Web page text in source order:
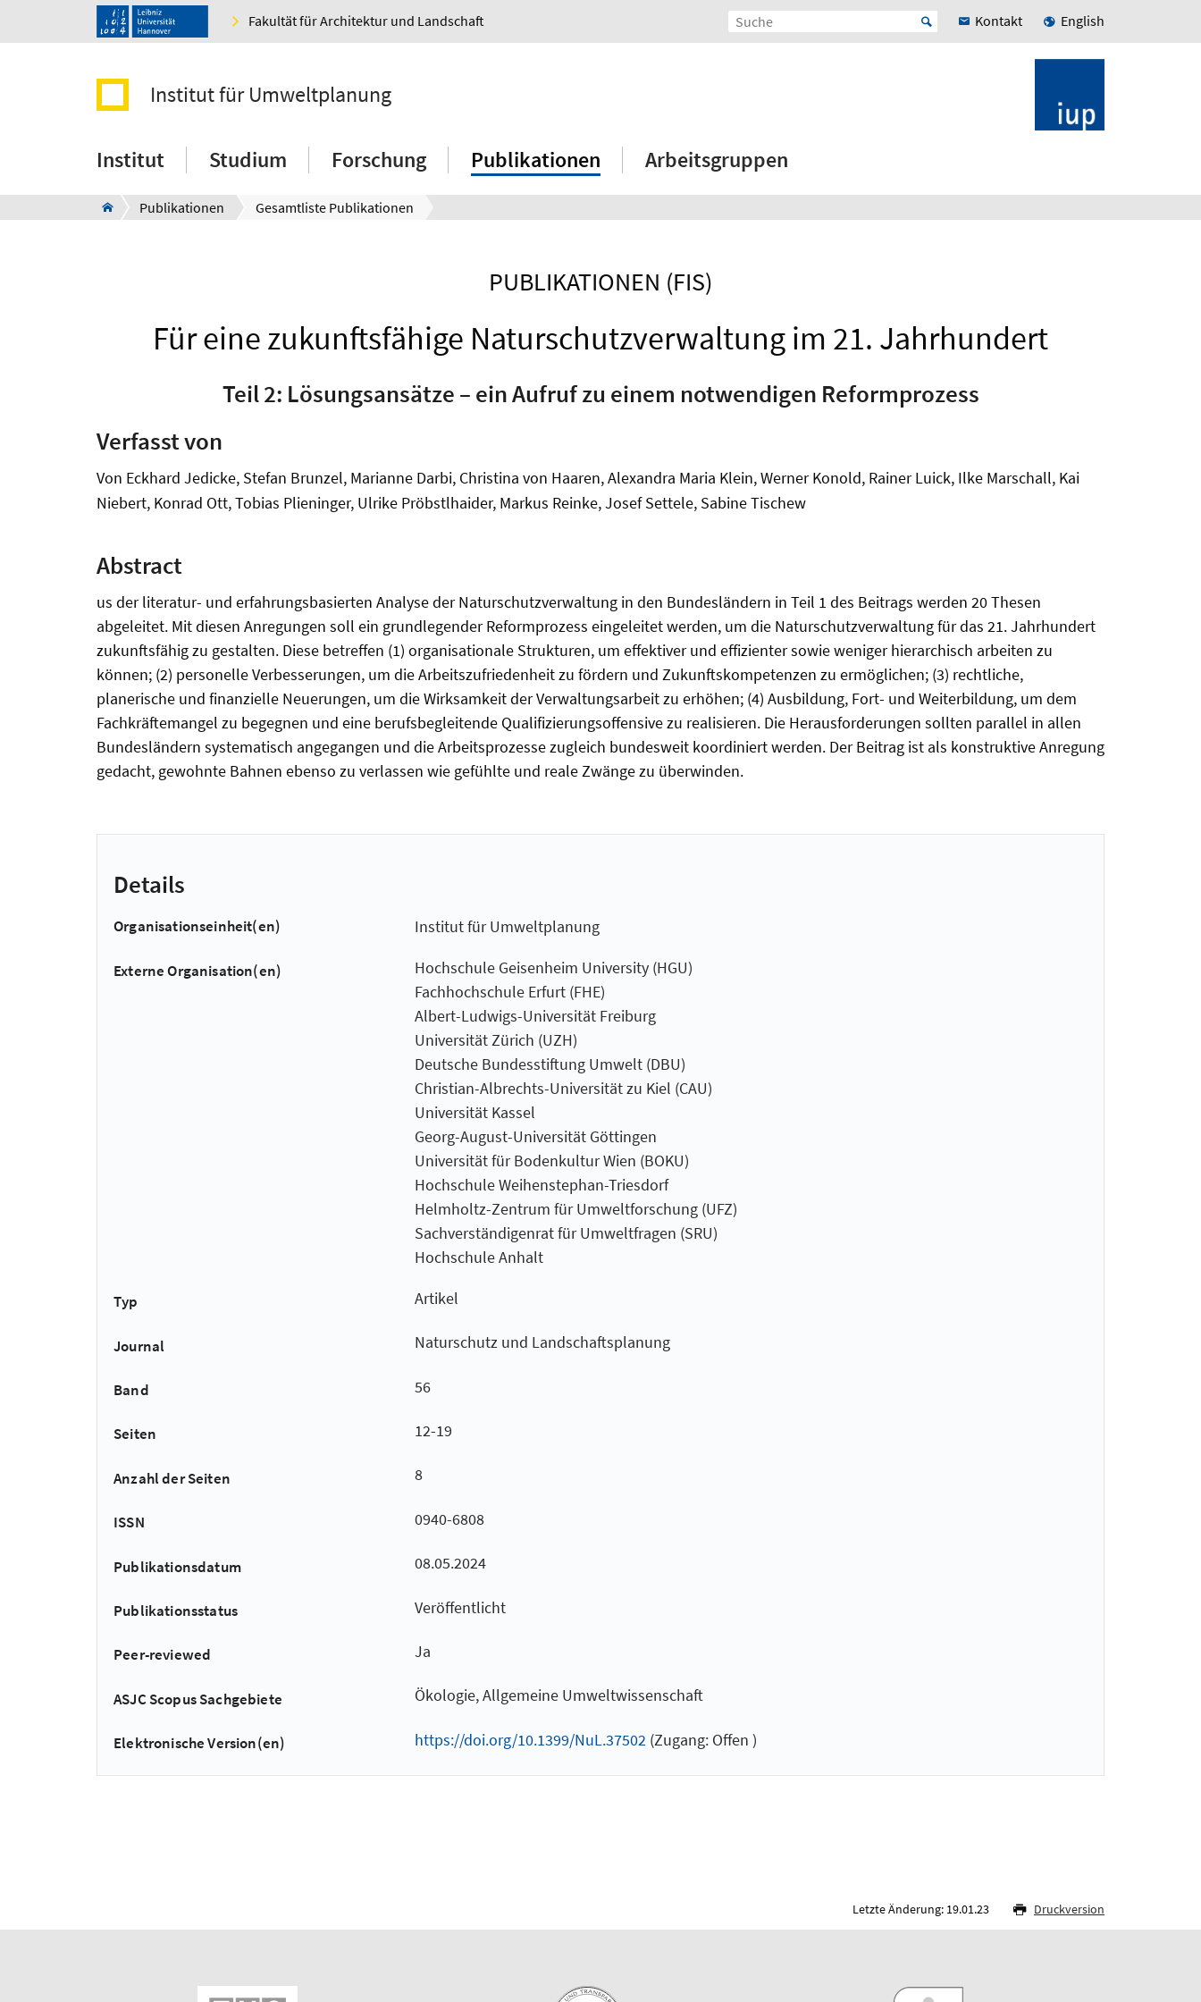
Fakultät für Architektur und Landschaft Kontakt English
Institut für Umweltplanung
Institut Studium Forschung Publikationen Arbeitsgruppen
Publikationen Gesamtliste Publikationen
PUBLIKATIONEN (FIS)
Für eine zukunftsfähige Naturschutzverwaltung im 21. Jahrhundert
Teil 2: Lösungsansätze – ein Aufruf zu einem notwendigen Reformprozess
Verfasst von
Von Eckhard Jedicke, Stefan Brunzel, Marianne Darbi, Christina von Haaren, Alexandra Maria Klein, Werner Konold, Rainer Luick, Ilke Marschall, Kai
Niebert, Konrad Ott, Tobias Plieninger, Ulrike Pröbstlhaider, Markus Reinke, Josef Settele, Sabine Tischew
Abstract
us der literatur- und erfahrungsbasierten Analyse der Naturschutzverwaltung in den Bundesländern in Teil 1 des Beitrags werden 20 Thesen
abgeleitet. Mit diesen Anregungen soll ein grundlegender Reformprozess eingeleitet werden, um die Naturschutzverwaltung für das 21. Jahrhundert
zukunftsfähig zu gestalten. Diese betreffen (1) organisationale Strukturen, um effektiver und effizienter sowie weniger hierarchisch arbeiten zu
können; (2) personelle Verbesserungen, um die Arbeitszufriedenheit zu fördern und Zukunftskompetenzen zu ermöglichen; (3) rechtliche,
planerische und finanzielle Neuerungen, um die Wirksamkeit der Verwaltungsarbeit zu erhöhen; (4) Ausbildung, Fort- und Weiterbildung, um dem
Fachkräftemangel zu begegnen und eine berufsbegleitende Qualifizierungsoffensive zu realisieren. Die Herausforderungen sollten parallel in allen
Bundesländern systematisch angegangen und die Arbeitsprozesse zugleich bundesweit koordiniert werden. Der Beitrag ist als konstruktive Anregung
gedacht, gewohnte Bahnen ebenso zu verlassen wie gefühlte und reale Zwänge zu überwinden.
Details
Organisationseinheit(en) Institut für Umweltplanung
Externe Organisation(en)
Hochschule Geisenheim University (HGU)
Fachhochschule Erfurt (FHE)
Albert-Ludwigs-Universität Freiburg
Universität Zürich (UZH)
Deutsche Bundesstiftung Umwelt (DBU)
Christian-Albrechts-Universität zu Kiel (CAU)
Universität Kassel
Georg-August-Universität Göttingen
Universität für Bodenkultur Wien (BOKU)
Hochschule Weihenstephan-Triesdorf
Helmholtz-Zentrum für Umweltforschung (UFZ)
Sachverständigenrat für Umweltfragen (SRU)
Hochschule Anhalt
Typ Artikel
Journal Naturschutz und Landschaftsplanung
Band 56
Seiten 12-19
Anzahl der Seiten 8
ISSN 0940-6808
Publikationsdatum 08.05.2024
Publikationsstatus Veröffentlicht
Peer-reviewed Ja
ASJC Scopus Sachgebiete Ökologie, Allgemeine Umweltwissenschaft
Elektronische Version(en) https://doi.org/10.1399/NuL.37502(Zugang: Offen )
Letzte Änderung: 19.01.23 Druckversion